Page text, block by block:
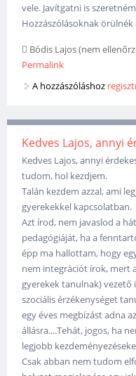
vele. Javítgatni is
Hozzászólásoknak
Bódis Lajos (nem
Permalink
A hozzászóláshoz
Kedves Lajos, annyi
Kedves Lajos, annyi
tudom, hol kezdjem.
Talán kezdem azzal, ami
gyerekekkel kapcsolatban.
Azt írod, nem javaslod a
pedagógiáját, ha a
épp ma hallottam, hogy
nem integrációt írok, mert
gyerekek tanulnak) vezető
szociális érzékenységet
egy éves megbízást adna
állásra....Tehát, jogos, ha
legjobb
Csak abban nem tudom